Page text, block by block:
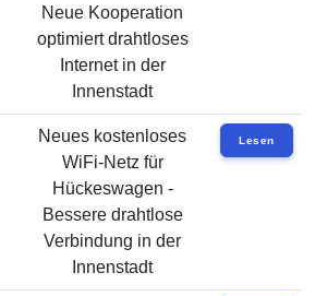
Neue Kooperation
optimiert drahtloses
Internet in der
Innenstadt
Neues kostenloses
WiFi-Netz für
Hückeswagen -
Bessere drahtlose
Verbindung in der
Innenstadt
Lesen